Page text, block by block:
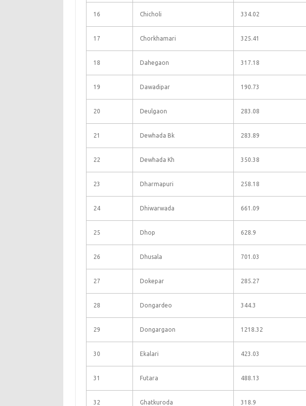
16 Chicholi 334.02
17 Chorkhamari 325.41
18 Dahegaon 317.18
19 Dawadipar 190.73
20 Deulgaon 283.08
21 Dewhada Bk 283.89
22 Dewhada Kh 350.38
23 Dharmapuri 258.18
24 Dhiwarwada 661.09
25 Dhop 628.9
26 Dhusala 701.03
27 Dokepar 285.27
28 Dongardeo 344.3
29 Dongargaon 1218.32
30 Ekalari 423.03
31 Futara 488.13
32 Ghatkuroda 318.9